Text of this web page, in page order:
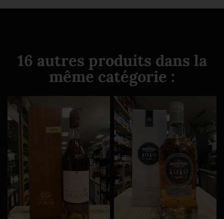
16 autres produits dans la
même catégorie :